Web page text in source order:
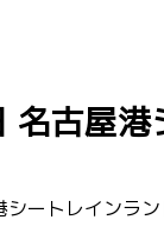
古屋港
ートレインラン